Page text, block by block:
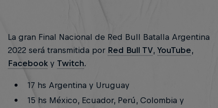
La gran Final Nacional de Red Bull Batalla Argentina
2022 será transmitida por Red Bull TV, YouTube,
Facebook y Twitch.
17 hs Argentina y Uruguay
15 hs México, Ecuador, Perú, Colombia y